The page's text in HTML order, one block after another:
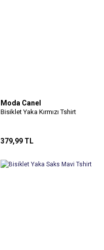
Moda Canel
Bisiklet Yaka Kırmızı Tshirt
379,99 TL